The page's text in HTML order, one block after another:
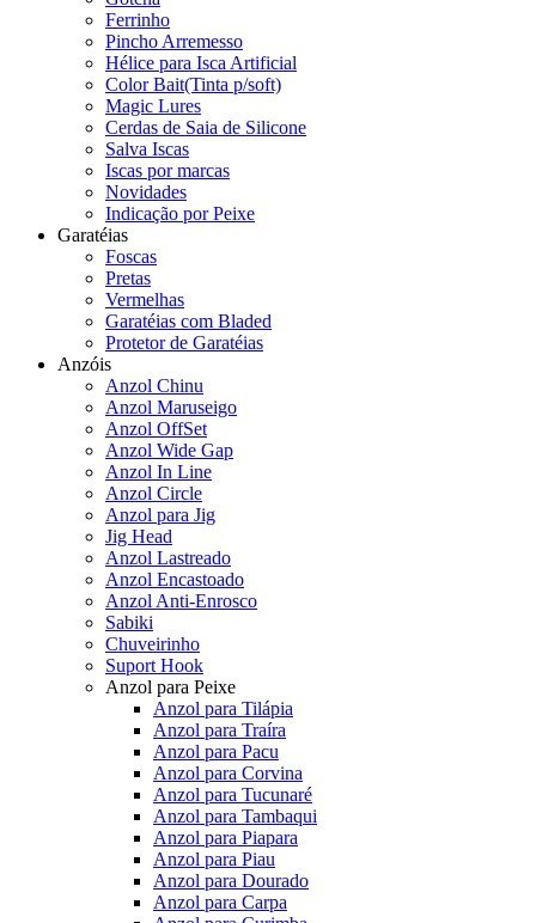
Ferrinho
Pincho Arremesso
Hélice para Isca Artificial
Color Bait(Tinta p/soft)
Magic Lures
Cerdas de Saia de Silicone
Salva Iscas
Iscas por marcas
Novidades
Indicação por Peixe
Garatéias
Foscas
Pretas
Vermelhas
Garatéias com Bladed
Protetor de Garatéias
Anzóis
Anzol Chinu
Anzol Maruseigo
Anzol OffSet
Anzol Wide Gap
Anzol In Line
Anzol Circle
Anzol para Jig
Jig Head
Anzol Lastreado
Anzol Encastoado
Anzol Anti-Enrosco
Sabiki
Chuveirinho
Suport Hook
Anzol para Peixe
Anzol para Tilápia
Anzol para Traíra
Anzol para Pacu
Anzol para Corvina
Anzol para Tucunaré
Anzol para Tambaqui
Anzol para Piapara
Anzol para Piau
Anzol para Dourado
Anzol para Carpa